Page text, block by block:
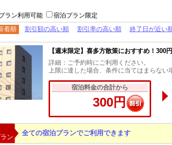
ラン利用可能 宿泊プラン限定
着順 割引額の高い順 割引率の高い順 終了日が近い
【週末限定】喜多方散策におすすめ！300
詳細：ご予約時にご利用ください。
上限に達した場合、条件に当てはまらない
宿泊料金の合計から
300円
ン
全ての宿泊プランでご利用できます